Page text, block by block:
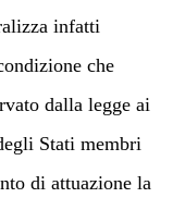
infatti
che
dalla legge ai
Stati membri
di attuazione la